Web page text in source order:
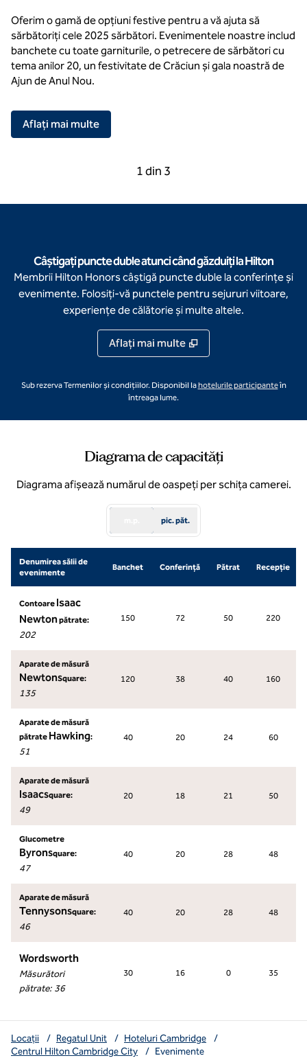
Oferim o gamă de opțiuni festive pentru a vă ajuta să
sărbătoriți cele 2025 sărbători. Evenimentele noastre includ
banchete cu toate garniturile, o petrecere de sărbători cu
tema anilor 20, un festivitate de Crăciun și gala noastră de
Ajun de Anul Nou.
Aflați mai multe,
Caruselul 1 din 3
Caruselul anterior, 3 din 3
1 din 3
Câștigați puncte duble atunci când găzduiți la Hilton
Membrii Hilton Honors câștigă puncte duble la conferințe și
evenimente. Folosiți-vă punctele pentru sejururi viitoare,
experiențe de călătorie și multe altele.
Aflaţi mai multe
Sub rezerva Termenilor și condițiilor. Disponibil lahotelurile participante,în
întreaga lume.
Diagrama de capacități
Diagrama afișează numărul de oaspeți per schița camerei.
pic. păt.
Denumirea sălii de
evenimente
Banchet Conferință Pătrat Recepţie
Contoare Isaac
Newtonpătrate:
202
150 72 50 220
Aparate de măsură
NewtonSquare:
135
120 38 40 160
Aparate de măsură
pătrate Hawking:
51
40 20 24 60
Aparate de măsură
IsaacSquare:
49
20 18 21 50
Glucometre
ByronSquare:
47
40 20 28 48
Aparate de măsură
TennysonSquare:
46
40 20 28 48
Wordsworth
Măsurători
pătrate: 36
30 16 0 35
Locații / Regatul Unit / Hoteluri Cambridge
/
Centrul Hilton Cambridge City
/ Evenimente